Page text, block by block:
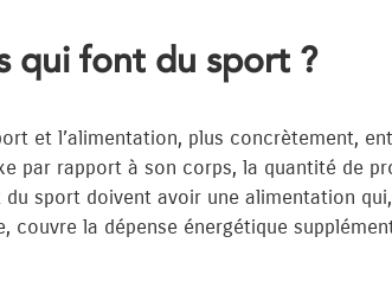
qui font du sport ?
et l’alimentation, plus concrètement,
par rapport à son corps, la quantité de
sport doivent avoir une alimentation
la dépense énergétique